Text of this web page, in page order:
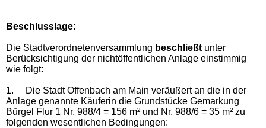
Beschlusslage:
Die Stadtverordnetenversammlung beschließt unter
Berücksichtigung der nichtöffentlichen Anlage einstimmig
wie folgt:
1.
Die Stadt Offenbach am Main veräußert an die in der
Anlage genannte Käuferin die Grundstücke Gemarkung
Bürgel Flur 1 Nr. 988/4 = 156 m² und Nr. 988/6 = 35 m² zu
folgenden wesentlichen Bedingungen: